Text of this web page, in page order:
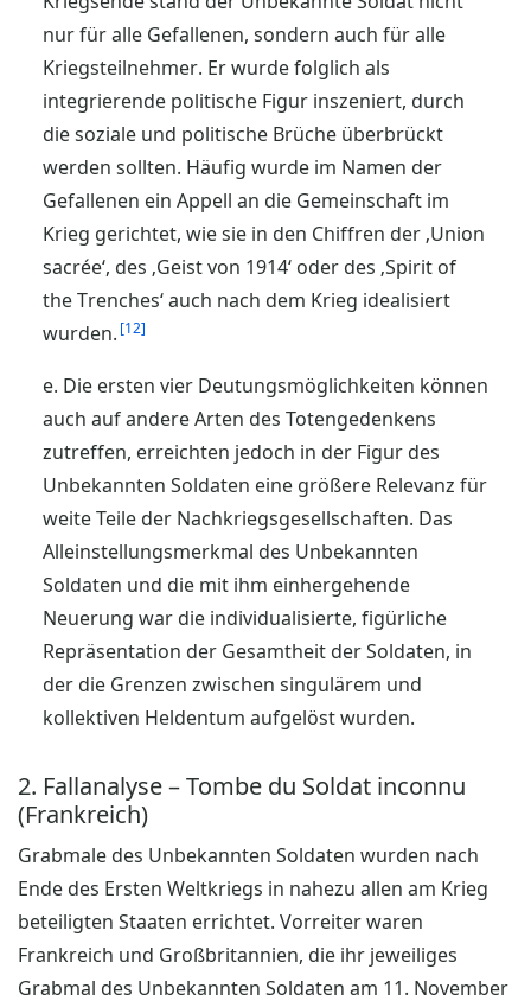
nur für alle Gefallenen, sondern auch für alle
Kriegsteilnehmer. Er wurde folglich als
integrierende politische Figur inszeniert, durch
die soziale und politische Brüche überbrückt
werden sollten. Häufig wurde im Namen der
Gefallenen ein Appell an die Gemeinschaft im
Krieg gerichtet, wie sie in den Chiffren der ‚Union
sacrée‘, des ‚Geist von 1914‘ oder des ‚Spirit of
the Trenches‘ auch nach dem Krieg idealisiert
wurden. 12
e. Die ersten vier Deutungsmöglichkeiten können
auch auf andere Arten des Totengedenkens
zutreffen, erreichten jedoch in der Figur des
Unbekannten Soldaten eine größere Relevanz für
weite Teile der Nachkriegsgesellschaften. Das
Alleinstellungsmerkmal des Unbekannten
Soldaten und die mit ihm einhergehende
Neuerung war die individualisierte, figürliche
Repräsentation der Gesamtheit der Soldaten, in
der die Grenzen zwischen singulärem und
kollektiven Heldentum aufgelöst wurden.
2. Fallanalyse – Tombe du Soldat inconnu
(Frankreich)
Grabmale des Unbekannten Soldaten wurden nach
Ende des Ersten Weltkriegs in nahezu allen am Krieg
beteiligten Staaten errichtet. Vorreiter waren
Frankreich und Großbritannien, die ihr jeweiliges
Grabmal des Unbekannten Soldaten am 11. November